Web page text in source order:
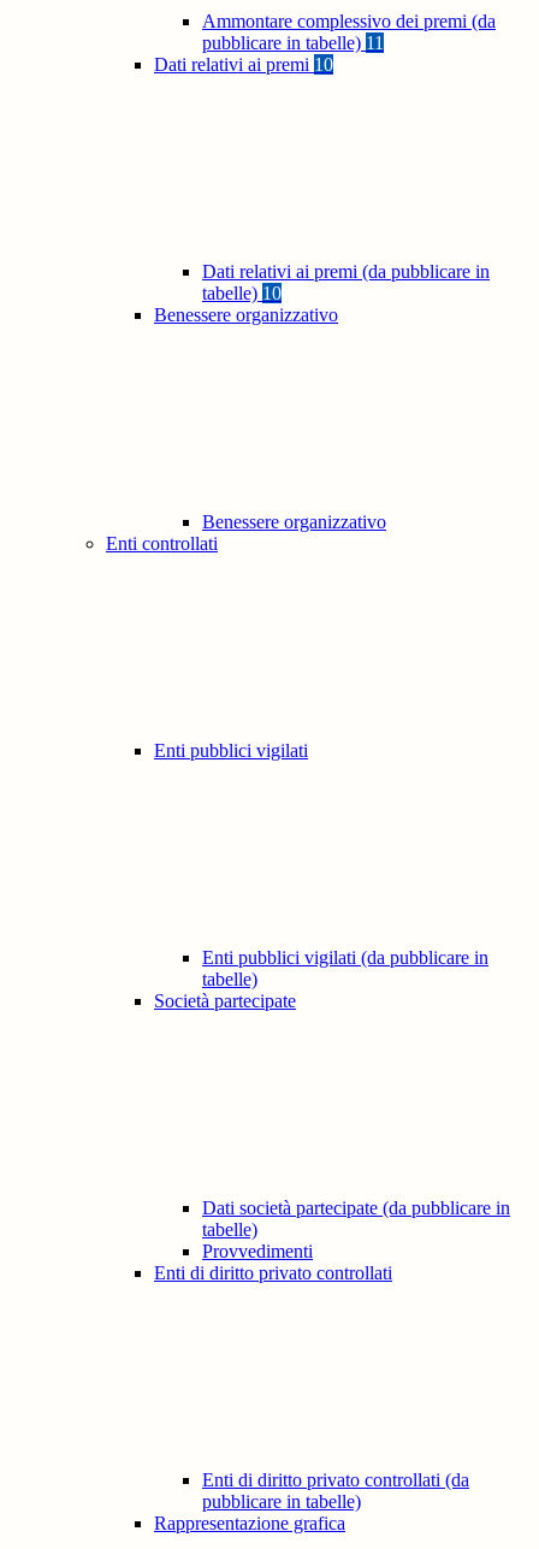
Ammontare complessivo dei premi (da
pubblicare in tabelle) 11
Dati relativi ai premi 10
Dati relativi ai premi (da pubblicare in
tabelle) 10
Benessere organizzativo
Benessere organizzativo
Enti controllati
Enti pubblici vigilati
Enti pubblici vigilati (da pubblicare in
tabelle)
Società partecipate
Dati società partecipate (da pubblicare in
tabelle)
Provvedimenti
Enti di diritto privato controllati
Enti di diritto privato controllati (da
pubblicare in tabelle)
Rappresentazione grafica